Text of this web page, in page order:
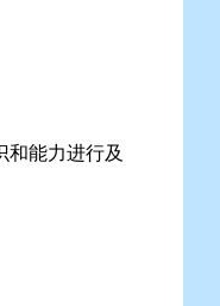
能力进行及